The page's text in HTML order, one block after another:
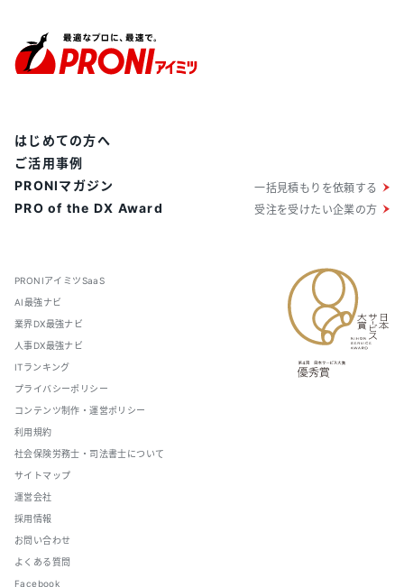
PRONIアイミツSaaS
AI最強ナビ
業界DX最強ナビ
人事DX最強ナビ
ITランキング
プライバシーポリシー
コンテンツ制作・運営ポリシー
利用規約
社会保険労務士・司法書士について
サイトマップ
運営会社
採用情報
お問い合わせ
よくある質問
Facebook
はじめての方へ
ご活用事例
PRONIマガジン
PRO of the DX Award
一括見積もりを依頼する
受注を受けたい企業の方